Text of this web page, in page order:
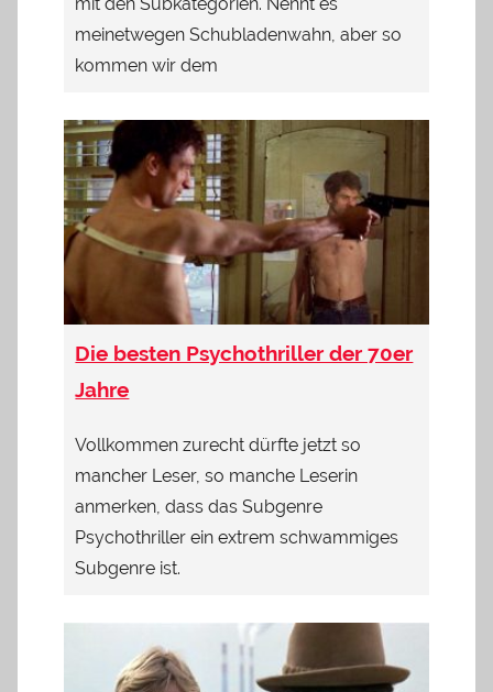
meinetwegen Schubladenwahn, aber so
kommen wir dem
Die besten Psychothriller der 70er
Jahre
Vollkommen zurecht dürfte jetzt so
mancher Leser, so manche Leserin
anmerken, dass das Subgenre
Psychothriller ein extrem schwammiges
Subgenre ist.